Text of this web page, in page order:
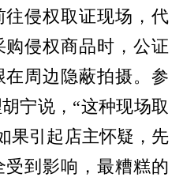
往侵权取证现场，代
侵权商品时，公证
在周边隐蔽拍摄。参
宁说，“这种现场取
果引起店主怀疑，先
到影响，最糟糕的